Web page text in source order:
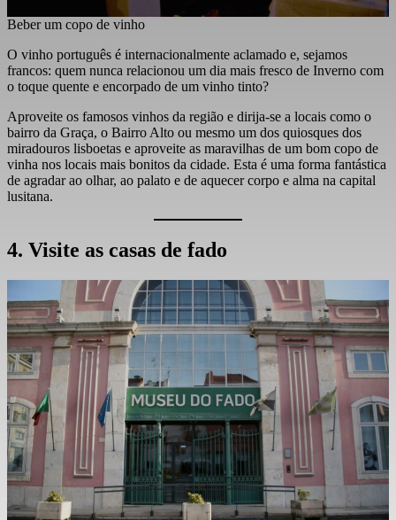
Beber um copo de vinho
O vinho português é internacionalmente aclamado e, sejamos
francos: quem nunca relacionou um dia mais fresco de Inverno com
o toque quente e encorpado de um vinho tinto?
Aproveite os famosos vinhos da região e dirija-se a locais como o
bairro da Graça, o Bairro Alto ou mesmo um dos quiosques dos
miradouros lisboetas e aproveite as maravilhas de um bom copo de
vinha nos locais mais bonitos da cidade. Esta é uma forma fantástica
de agradar ao olhar, ao palato e de aquecer corpo e alma na capital
lusitana.
4. Visite as casas de fado